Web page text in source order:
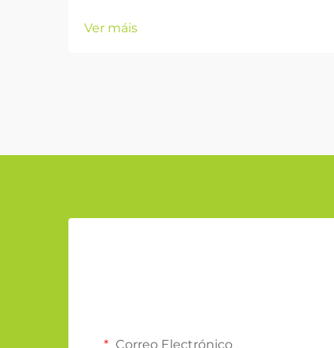
Ver máis
Correo Electrónico